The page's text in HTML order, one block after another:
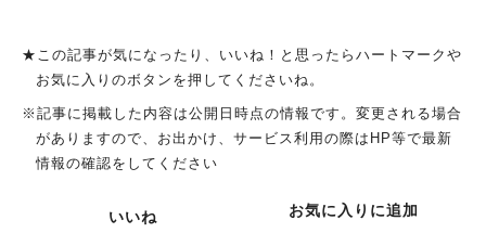
★この記事が気になったり、いいね！と思ったらハートマークや
お気に入りのボタンを押してくださいね。
※記事に掲載した内容は公開日時点の情報です。変更される場合
がありますので、お出かけ、サービス利用の際はHP等で最新
情報の確認をしてください
いいね お気に入りに追加